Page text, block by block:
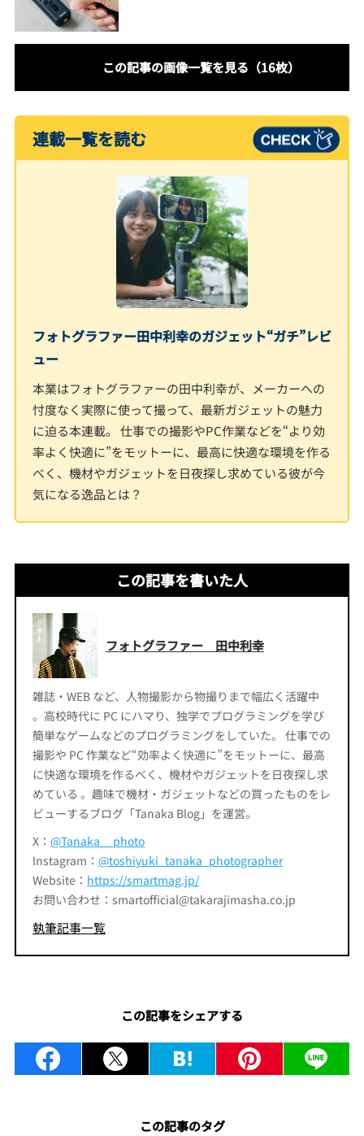
この記事の画像一覧を見る（16枚）
連載一覧を読む
フォトグラファー田中利幸のガジェット“ガチ”レビ
ュー
本業はフォトグラファーの田中利幸が、メーカーへの
忖度なく実際に使って撮って、最新ガジェットの魅力
に迫る本連載。 仕事での撮影やPC作業などを“より効
率よく快適に”をモットーに、最高に快適な環境を作る
べく、機材やガジェットを日夜探し求めている彼が今
気になる逸品とは？
この記事を書いた人
フォトグラファー 田中利幸
雑誌・WEB など、人物撮影から物撮りまで幅広く活躍中
。高校時代に PC にハマり、独学でプログラミングを学び
簡単なゲームなどのプログラミングをしていた。 仕事での
撮影や PC 作業など“効率よく快適に”をモットーに、最高
に快適な環境を作るべく、機材やガジェットを日夜探し求
めている 。趣味で機材・ガジェットなどの買ったものをレ
ビューするブログ「Tanaka Blog」を運営。
X： @Tanaka__photo
Instagram： @toshiyuki_tanaka_photographer
Website： https://smartmag.jp/
お問い合わせ：smartofficial@takarajimasha.co.jp
執筆記事一覧
この記事をシェアする
この記事のタグ